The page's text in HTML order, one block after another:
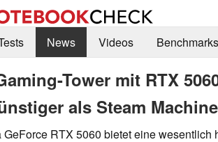
News Videos
Tower mit RTX
als Steam Machine
GeForce RTX 5060 bietet eine wesentlich